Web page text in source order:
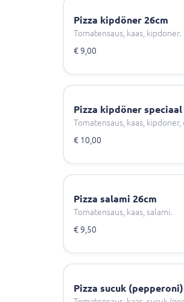
Pizza kipdöner 26cm
Tomatensaus, kaas, kipdoner.
€ 9,00
Pizza kipdöner speciaal
Tomatensaus, kaas,
€ 10,00
Pizza salami 26cm
Tomatensaus, kaas, salami.
€ 9,50
Pizza sucuk